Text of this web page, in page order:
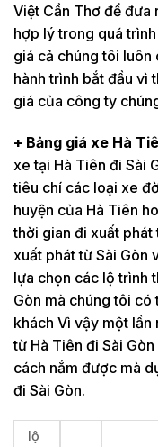
Việt Cần Thơ để đưa
hợp lý trong quá
giá cả chúng tôi
hành trình bắt đầu vì
giá của công ty
+ Bảng giá xe Hà
xe tại Hà Tiên đi Sài
tiêu chí các loại xe
huyện của Hà Tiên
thời gian đi xuất phát
xuất phát từ Sài Gòn
lựa chọn các lộ trình
Gòn mà chúng tôi
khách Vì vậy một
từ Hà Tiên đi Sài
cách nắm được mà
đi Sài Gòn.
lộ